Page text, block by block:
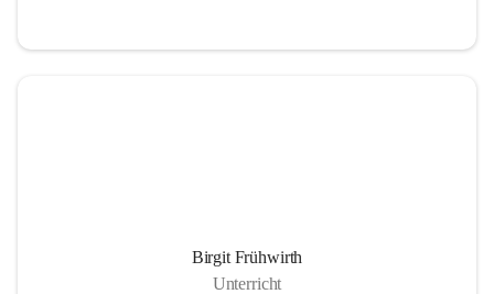
Birgit Frühwirth
Unterricht